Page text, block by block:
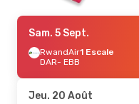
Sam. 5 Sept.
RwandAir1 Escale
DAR- EBB
Jeu. 20 Août